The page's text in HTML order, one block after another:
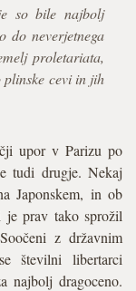
so bile najbolj
do neverjetnega
proletariata,
cevi in jih
upor v Parizu po
tudi drugje. Nekaj
Japonskem, in ob
prav tako sprožil
z državnim
številni libertarci
najbolj dragoceno.